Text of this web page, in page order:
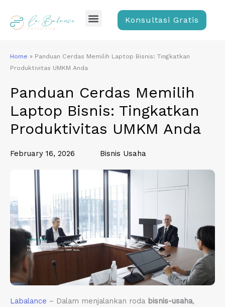
content
Menu Konsultasi Gratis
Home » Panduan Cerdas Memilih Laptop Bisnis: Tingkatkan
Produktivitas UMKM Anda
Panduan Cerdas Memilih
Laptop Bisnis: Tingkatkan
Produktivitas UMKM Anda
February 16, 2026 Bisnis Usaha
Labalance – Dalam menjalankan roda bisnis-usaha,